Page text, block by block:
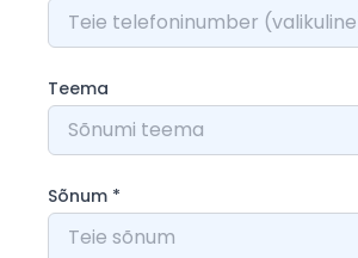
Teema
Sõnum *